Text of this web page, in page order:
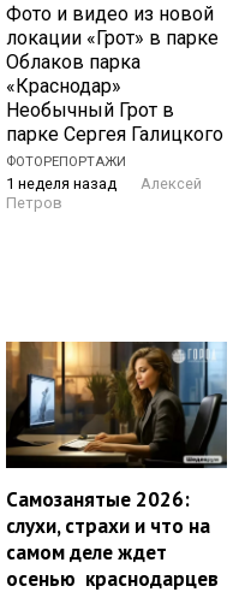
Фото и видео из новой
локации «Грот» в парке
Облаков парка
«Краснодар»
Необычный Грот в
парке Сергея Галицкого
ФОТОРЕПОРТАЖИ
1 неделя назад
Алексей
Петров
Самозанятые 2026:
слухи, страхи и что на
самом деле ждет
осенью краснодарцев